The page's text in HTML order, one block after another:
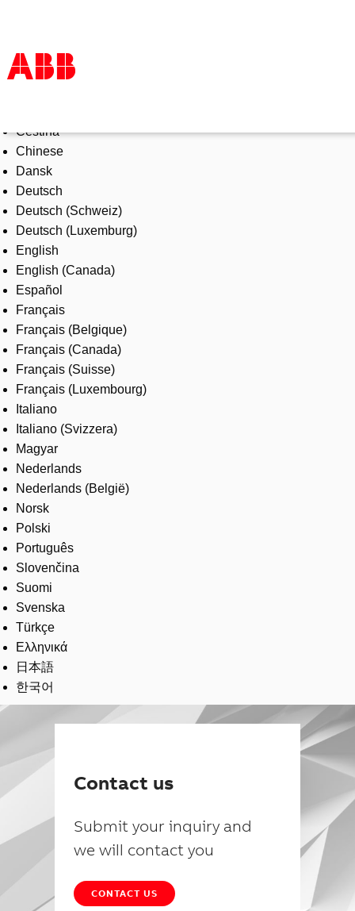
Products & Solutions
Industries
Services
About us
Where to buy
Contact us
Careers
Čeština
Chinese
Dansk
Deutsch
Deutsch (Schweiz)
Deutsch (Luxemburg)
English
English (Canada)
Español
Français
Français (Belgique)
Français (Canada)
Français (Suisse)
Français (Luxembourg)
Italiano
Italiano (Svizzera)
Magyar
Nederlands
Nederlands (België)
Norsk
Polski
Português
Slovenčina
Suomi
Svenska
Türkçe
Ελληνικά
日本語
한국어
Contact us
Submit your inquiry and
we will contact you
CONTACT US